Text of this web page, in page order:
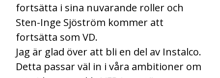
fortsätta i sina nuvarande roller och
Sten-Inge Sjöström kommer att
fortsätta som VD.
Jag är glad över att bli en del av Instalco.
Detta passar väl in i våra ambitioner om